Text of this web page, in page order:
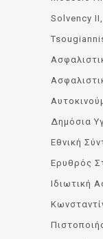
Solvency II
Δημόσια
Εθνική
Ερυθρός
Ιδιωτική